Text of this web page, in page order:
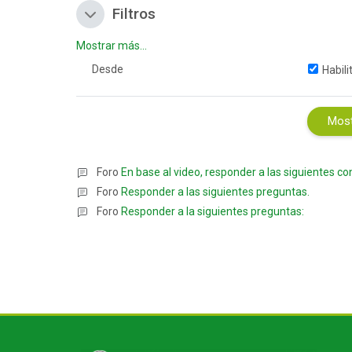
Filtros
FiltrosFiltros
Mostrar más...
Desde
Foro En base al video, responder a las siguientes
Foro Responder a las siguientes preguntas.
Foro Responder a la siguientes preguntas:
Bloques